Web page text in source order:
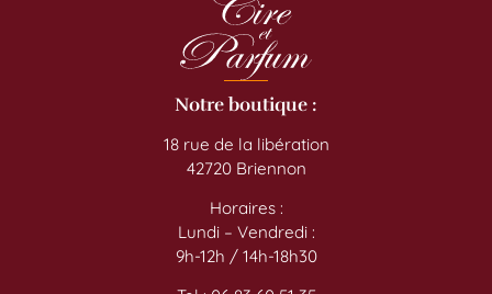
Notre boutique :
18 rue de la libération
42720 Briennon
Horaires :
Lundi – Vendredi :
9h-12h / 14h-18h30